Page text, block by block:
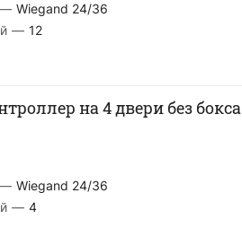
— Wiegand 24/36
— 12
на 4 двери без бокса
— Wiegand 24/36
— 4